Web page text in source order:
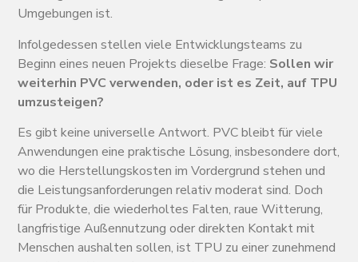
Umgebungen ist.
Infolgedessen stellen viele Entwicklungsteams zu
Beginn eines neuen Projekts dieselbe Frage: Sollen wir
weiterhin PVC verwenden, oder ist es Zeit, auf TPU
umzusteigen?
Es gibt keine universelle Antwort. PVC bleibt für viele
Anwendungen eine praktische Lösung, insbesondere dort,
wo die Herstellungskosten im Vordergrund stehen und
die Leistungsanforderungen relativ moderat sind. Doch
für Produkte, die wiederholtes Falten, raue Witterung,
langfristige Außennutzung oder direkten Kontakt mit
Menschen aushalten sollen, ist TPU zu einer zunehmend